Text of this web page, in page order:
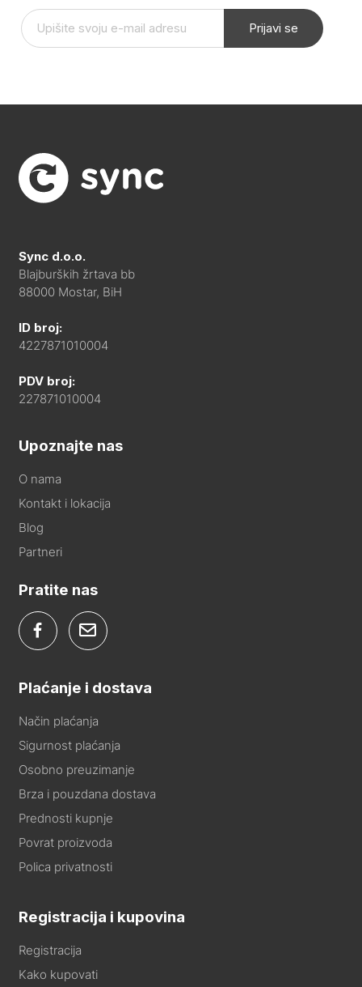
Prijavi se
Sync d.o.o.
Blajburških žrtava bb
88000 Mostar, BiH
ID broj:
4227871010004
PDV broj:
227871010004
Upoznajte nas
O nama
Kontakt i lokacija
Blog
Partneri
Pratite nas
Plaćanje i dostava
Način plaćanja
Sigurnost plaćanja
Osobno preuzimanje
Brza i pouzdana dostava
Prednosti kupnje
Povrat proizvoda
Polica privatnosti
Registracija i kupovina
Registracija
Kako kupovati